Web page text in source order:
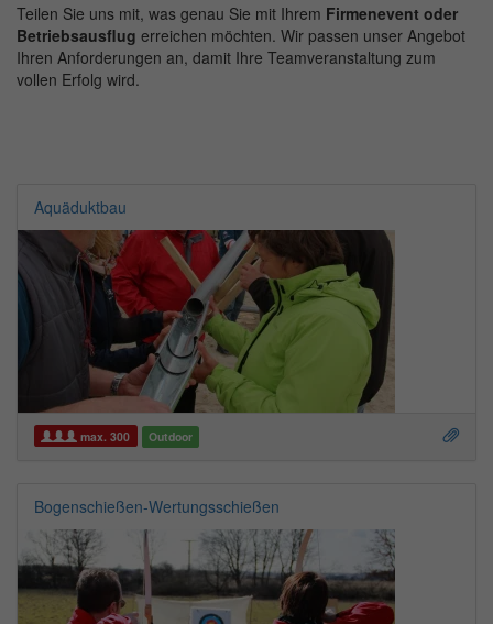
Teilen Sie uns mit, was genau Sie mit Ihrem Firmenevent oder
Betriebsausflug erreichen möchten. Wir passen unser Angebot
Ihren Anforderungen an, damit Ihre Teamveranstaltung zum
vollen Erfolg wird.
Aquäduktbau
max. 300 Outdoor
Bogenschießen-Wertungsschießen